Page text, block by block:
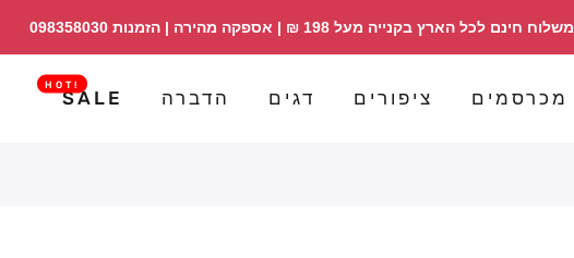
משלוח חינם לכל הארץ בקנייה מעל 198 ₪ | אספקה מהירה | הזמנות 098358030
מכרסמים ציפורים דגים הדברה SALE
!HOT